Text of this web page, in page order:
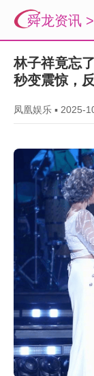
舜龙资讯 >
林子祥竟忘
秒变震惊，
凤凰娱乐 ▪ 2025-